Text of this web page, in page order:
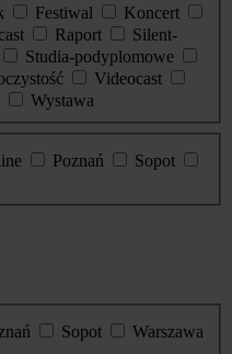
Festiwal
Koncert
Raport
Silent-
Studia-podyplomowe
Videocast
Wystawa
Poznań
Sopot
Sopot
Warszawa